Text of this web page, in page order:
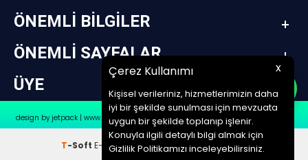
Çerez Kullanımı x
Kişisel verileriniz, hizmetlerimizin daha
iyi bir şekilde sunulması için mevzuata
uygun bir şekilde toplanıp işlenir.
Konuyla ilgili detaylı bilgi almak için
Gizlilik Politikamızı inceleyebilirsiniz.
ÖNEMLI BILGILER
ÖNEMLI SAYFALAR
ÜYE
design by jetpack | www.müziküssü.com | copyright ©2022 Tüm hakları saklıdır.
T-Soft E-TicaretSistemleriyle Hazırlanmıştır.